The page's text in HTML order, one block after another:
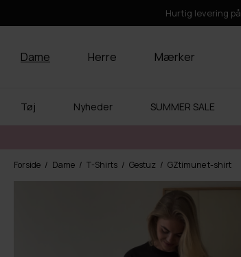
Hurtig levering
Dame Herre Mærker
Tøj Nyheder SUMMER SALE
Forside Dame T-Shirts Gestuz GZtimune t-shirt